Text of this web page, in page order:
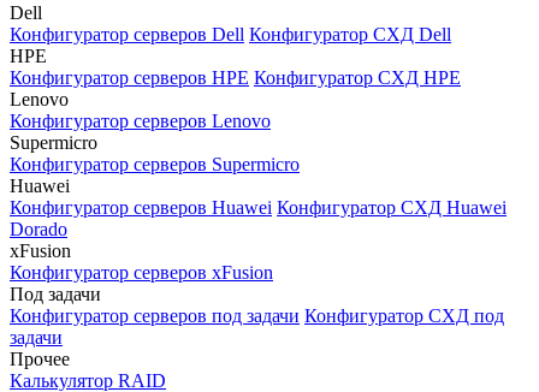
Dell
Конфигуратор серверов Dell Конфигуратор СХД Dell
HPE
Конфигуратор серверов HPE Конфигуратор СХД HPE
Lenovo
Конфигуратор серверов Lenovo
Supermicro
Конфигуратор серверов Supermicro
Huawei
Конфигуратор серверов Huawei Конфигуратор СХД Huawei
Dorado
xFusion
Конфигуратор серверов xFusion
Под задачи
Конфигуратор серверов под задачи Конфигуратор СХД под
задачи
Прочее
Калькулятор RAID